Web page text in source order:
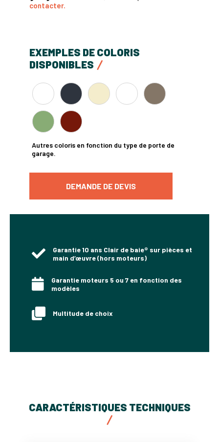
contacter.
EXEMPLES DE COLORIS
DISPONIBLES
Autres coloris en fonction du type de porte de
garage.
DEMANDE DE DEVIS
Garantie 10 ans Clair de baie® sur pièces et
main d’œuvre (hors moteurs)
Garantie moteurs 5 ou 7 en fonction des
modèles
Multitude de choix
CARACTÉRISTIQUES TECHNIQUES